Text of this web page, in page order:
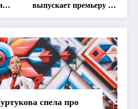
выпускает премьеру о
дружбе сурка и
спела про